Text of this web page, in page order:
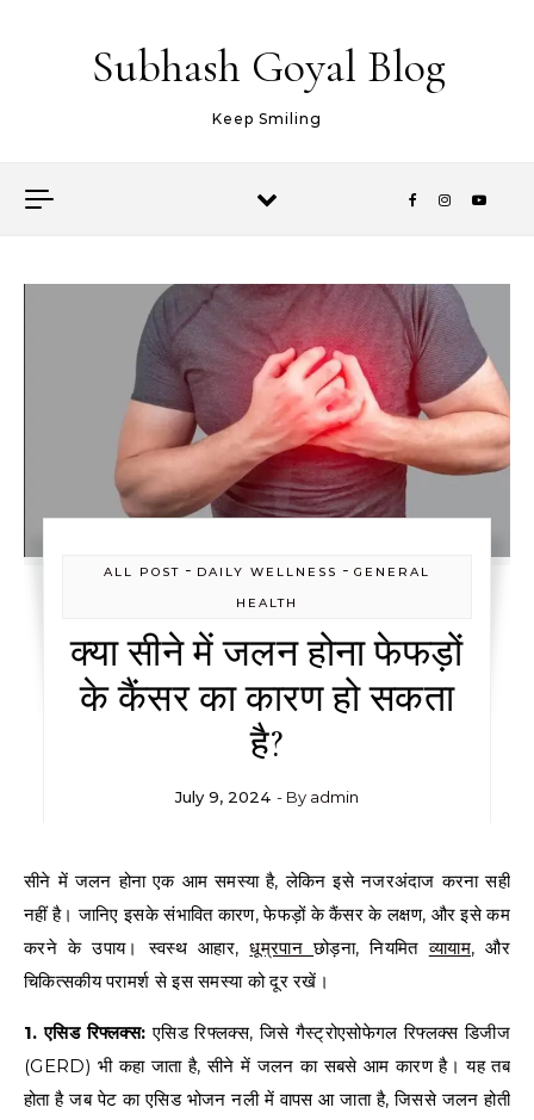
Subhash Goyal Blog
Keep Smiling
ALL POST - DAILY WELLNESS - GENERAL
HEALTH
क्या सीने में जलन होना फेफड़ों
के कैंसर का कारण हो सकता
है?
July 9, 2024 - By admin
सीने में जलन होना एक आम समस्या है, लेकिन इसे नजरअंदाज करना सही
नहीं है। जानिए इसके संभावित कारण, फेफड़ों के कैंसर के लक्षण, और इसे कम
करने के उपाय। स्वस्थ आहार,धूम्रपानछोड़ना, नियमितव्यायाम, और
चिकित्सकीय परामर्श से इस समस्या को दूर रखें।
1. एसिड रिफ्लक्स: एसिड रिफ्लक्स, जिसे गैस्ट्रोएसोफेगल रिफ्लक्स डिजीज
(GERD) भी कहा जाता है, सीने में जलन का सबसे आम कारण है। यह तब
होता है जब पेट का एसिड भोजन नली में वापस आ जाता है, जिससे जलन होती